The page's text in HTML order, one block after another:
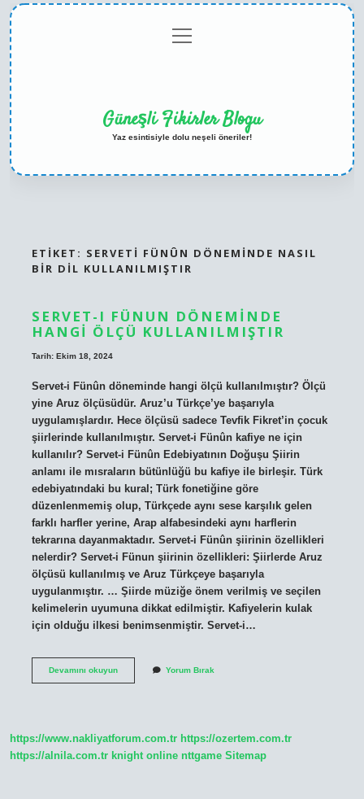
menüyü
aç
Güneşli Fikirler Blogu
Yaz esintisiyle dolu neşeli öneriler!
ETIKET: SERVETI FÜNÛN DÖNEMINDE NASIL
BIR DIL KULLANILMIŞTIR
SERVET-I FÜNUN DÖNEMINDE
HANGI ÖLÇÜ KULLANILMIŞTIR
Tarih: Ekim 18, 2024
Servet-i Fünûn döneminde hangi ölçü kullanılmıştır? Ölçü
yine Aruz ölçüsüdür. Aruz’u Türkçe’ye başarıyla
uygulamışlardır. Hece ölçüsü sadece Tevfik Fikret’in çocuk
şiirlerinde kullanılmıştır. Servet-i Fünûn kafiye ne için
kullanılır? Servet-i Fünûn Edebiyatının Doğuşu Şiirin
anlamı ile mısraların bütünlüğü bu kafiye ile birleşir. Türk
edebiyatındaki bu kural; Türk fonetiğine göre
düzenlenmemiş olup, Türkçede aynı sese karşılık gelen
farklı harfler yerine, Arap alfabesindeki aynı harflerin
tekrarına dayanmaktadır. Servet-i Fünûn şiirinin özellikleri
nelerdir? Servet-i Fünun şiirinin özellikleri: Şiirlerde Aruz
ölçüsü kullanılmış ve Aruz Türkçeye başarıyla
uygulanmıştır. … Şiirde müziğe önem verilmiş ve seçilen
kelimelerin uyumuna dikkat edilmiştir. Kafiyelerin kulak
için olduğu ilkesi benimsenmiştir. Servet-i…
Devamını okuyunServet-
Kullanılmıştır
Yorum Bırak
https://www.nakliyatforum.com.tr https://ozertem.com.tr
https://alnila.com.tr knight online nttgame Sitemap